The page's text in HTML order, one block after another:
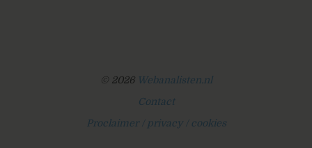
© 2026 Webanalisten.nl
Contact
Proclaimer / privacy / cookies